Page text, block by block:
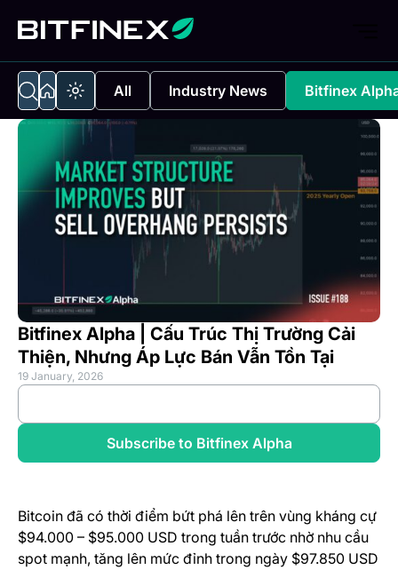
All Industry News Bitfinex
Bitfinex Alpha | Cấu Trúc Thị Trường Cải
Thiện, Nhưng Áp Lực Bán Vẫn Tồn Tại
19 January, 2026
Subscribe to Bitfinex Alpha(opens in a
Bitcoin đã có thời điểm bứt phá lên trên vùng kháng cự
$94.000 – $95.000 USD trong tuần trước nhờ nhu cầu
spot mạnh, tăng lên mức đỉnh trong ngày $97.850 USD